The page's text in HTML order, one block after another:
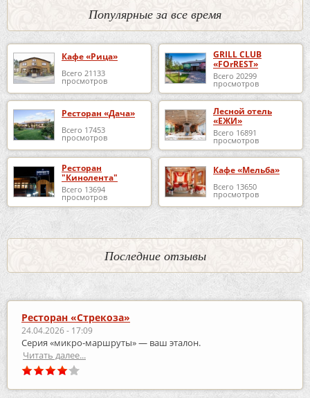
Популярные за все время
Кафе «Рица»
Всего 21133
просмотров
GRILL CLUB
«FOrREST»
Всего 20299
просмотров
Ресторан «Дача»
Всего 17453
просмотров
Лесной отель
«ЕЖИ»
Всего 16891
просмотров
Ресторан
"Кинолента"
Всего 13694
просмотров
Кафе «Мельба»
Всего 13650
просмотров
Последние отзывы
Ресторан «Стрекоза»
24.04.2026 - 17:09
Серия «микро‑маршруты» — ваш эталон.
Читать далее...